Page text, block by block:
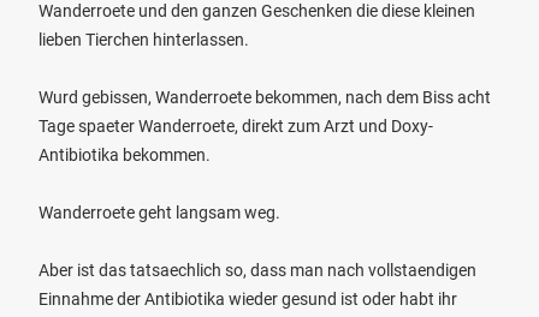
Wanderroete und den ganzen Geschenken die diese kleinen
lieben Tierchen hinterlassen.
Wurd gebissen, Wanderroete bekommen, nach dem Biss acht
Tage spaeter Wanderroete, direkt zum Arzt und Doxy-
Antibiotika bekommen.
Wanderroete geht langsam weg.
Aber ist das tatsaechlich so, dass man nach vollstaendigen
Einnahme der Antibiotika wieder gesund ist oder habt ihr